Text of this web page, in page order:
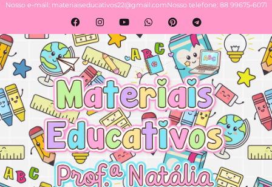
Nosso e-mail: materiaiseducativos22@gmail.comNosso telefone: 88 99675-6071